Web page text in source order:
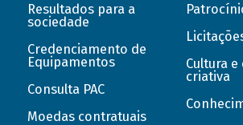
Resultados para a
sociedade
Credenciamento de
Equipamentos
Consulta PAC
Moedas contratuais
Cultura
criativa